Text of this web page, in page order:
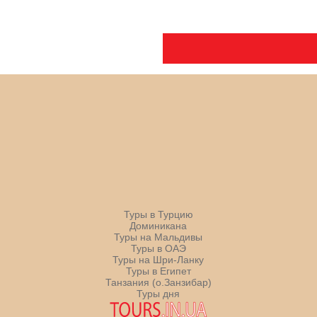
Туры в Турцию
Доминикана
Туры на Мальдивы
Туры в ОАЭ
Туры на Шри-Ланку
Туры в Египет
Танзания (о.Занзибар)
Туры дня